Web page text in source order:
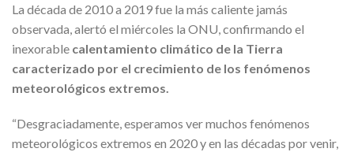
La década de 2010 a 2019 fue la más caliente jamás
observada, alertó el miércoles la ONU, confirmando el
inexorable calentamiento climático de la Tierra
caracterizado por el crecimiento de los fenómenos
meteorológicos extremos.
“Desgraciadamente, esperamos ver muchos fenómenos
meteorológicos extremos en 2020 y en las décadas por venir,